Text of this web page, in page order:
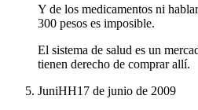
Y de los medicamentos ni
300 pesos es imposible.
El sistema de salud es un
tienen derecho de comprar allí.
JuniHH17 de junio de 2009